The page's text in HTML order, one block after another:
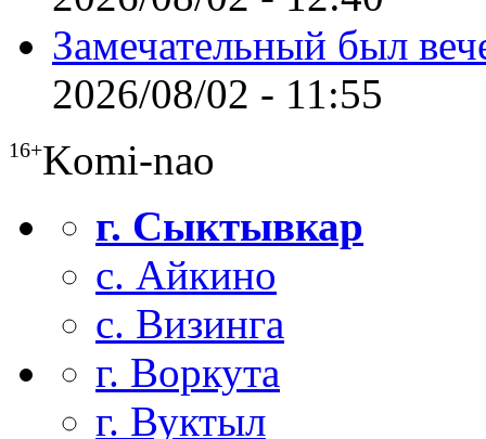
Замечательный был
2026/08/02 - 11:55
16+Komi-nao
г. Сыктывкар
с. Айкино
с. Визинга
г. Воркута
г. Вуктыл